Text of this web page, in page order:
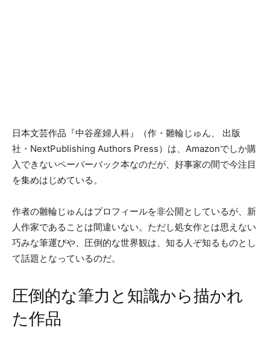
日本文芸作品『中谷産婦人科』（作・雛輪じゅん、 出版
社・NextPublishing Authors Press）は、Amazonでしか購
入できないペーパーバック本なのだが、好事家の間で今注目
を集めはじめている。
作者の雛輪じゅんはプロフィールを非公開としているが、新
人作家であることは間違いない。ただし処女作とは思えない
巧みな筆運びや、圧倒的な世界観は、知る人ぞ知るものとし
て話題となっているのだ。
圧倒的な筆力と知識から描かれ
た作品